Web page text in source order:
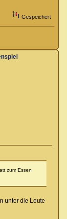
Gespeichert
zum Essen
unter die Leute